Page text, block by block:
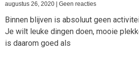
augustus 26, 2020 Geen reacties
Binnen blijven is absoluut geen
Je wilt leuke dingen doen, mooie
is daarom goed als